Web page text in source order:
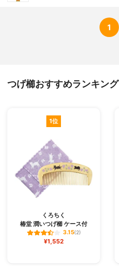
1
つげ櫛おすすめランキング
1位
くろちく
椿堂 潤いつげ櫛 ケース付
3.15(2)
¥1,552